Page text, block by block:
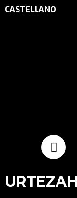
CASTELLANO